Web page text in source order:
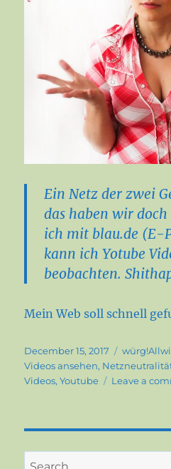
Ein Netz der zwei
das haben wir
ich mit blau.de (E-
kann ich Yotube
beobachten.
Mein Web soll schnell
Posted
on
December 15, 2017 Categories
Videos ansehen,
Videos,Youtube Leave a
Search